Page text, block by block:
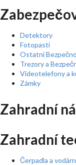
Detektory
Fotopasti
Ostatní
Trezory a
Videotelefony a
Zámky
Zahradní
Zahradní
Čerpadla a